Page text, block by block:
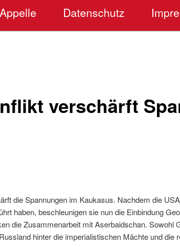
Datenschutz
verschärft
die Spannungen im Kaukasus. Nachdem die
haben, beschleunigen sie nun die Einbindung
die Zusammenarbeit mit Aserbaidschan. Sowohl
hinter die imperialistischen Mächte und die